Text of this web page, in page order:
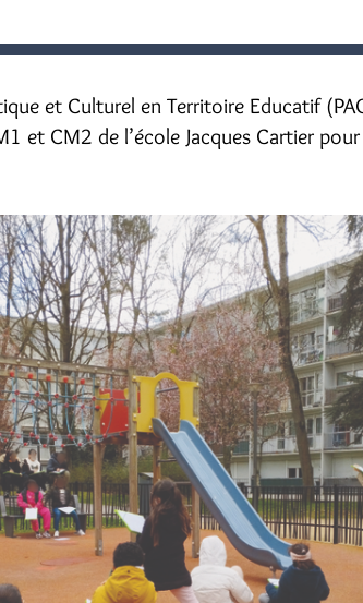
et Culturel en Territoire Educatif
et CM2 de l’école Jacques Cartier